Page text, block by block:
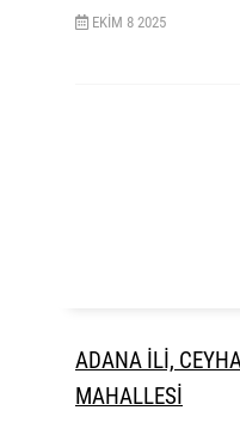
EKIM 8 2025
ADANA İLİ,
MAHALLESİ